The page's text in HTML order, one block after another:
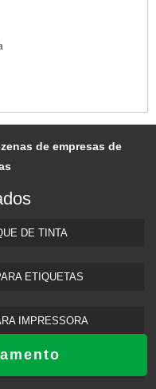
de empresas de
DE TINTA​
ETIQUETAS​
IMPRESSORA
IMPRESSORA​